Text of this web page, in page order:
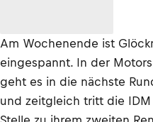
Am Wochenende ist
eingespannt. In der
geht es in die nächste
und zeitgleich tritt die